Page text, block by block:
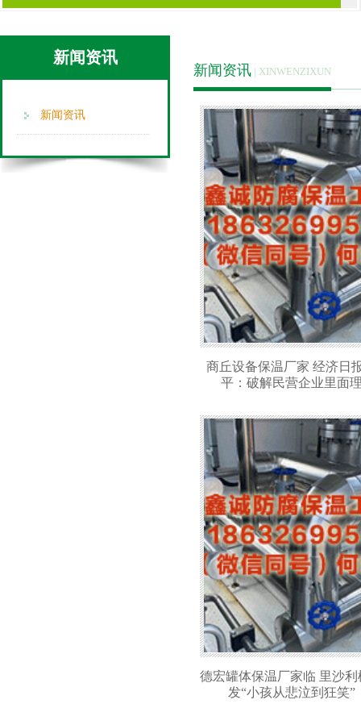
新闻资讯
新闻资讯
新闻资讯 | XINWENZIXUN
商丘设备保温厂家 经济日
平：破解民营企业里面
德宏罐体保温厂家临 里沙
发“小孩从悲泣到狂笑”